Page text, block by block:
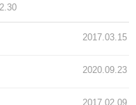
2017.03.15
2020.09.23
2017.02.09